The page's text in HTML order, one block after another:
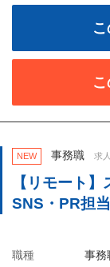
NEW 事務職 求
【リモート
SNS・PR担当
職種 事務